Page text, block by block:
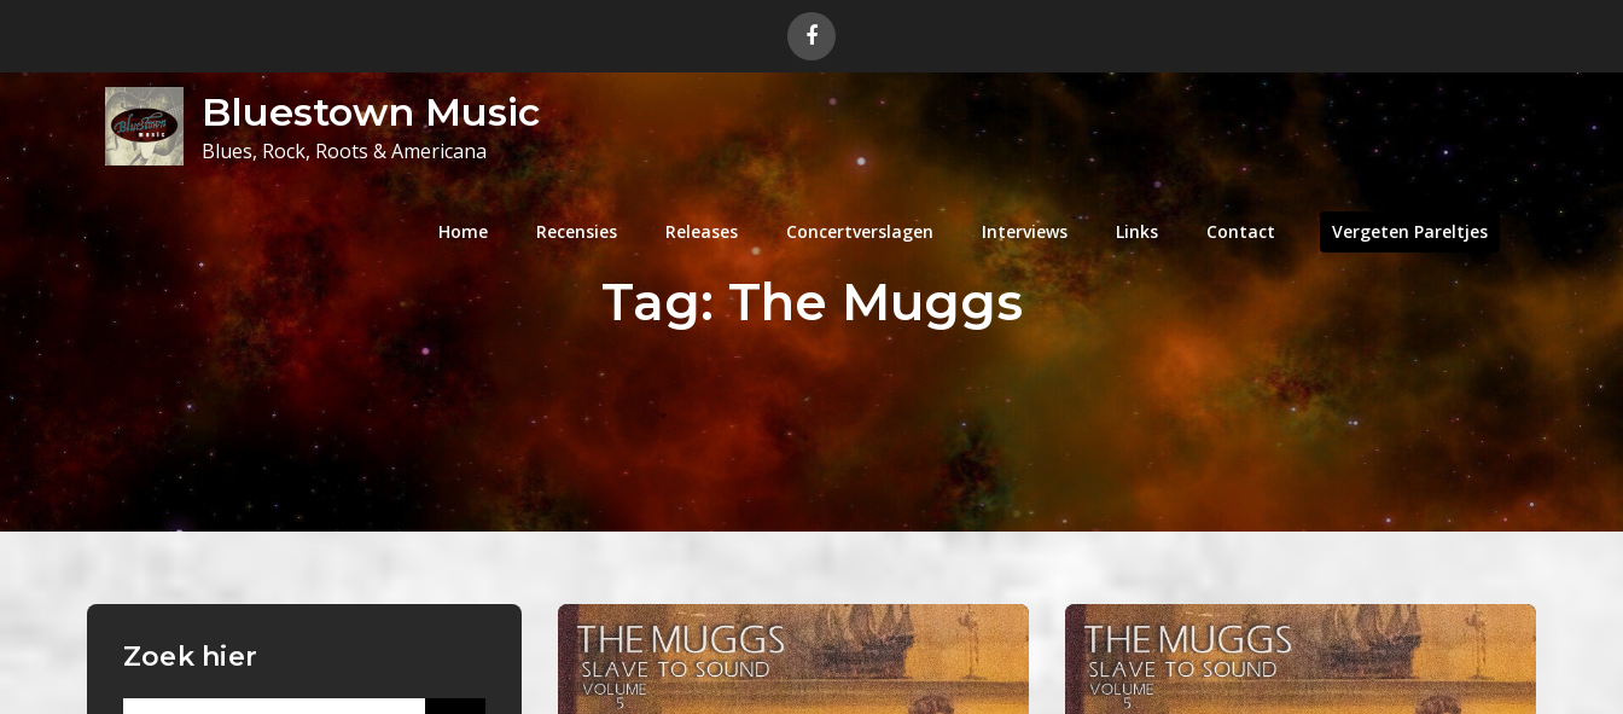
content
Bluestown Music
Blues, Rock, Roots & Americana
Home Recensies Releases Concertverslagen Interviews Links Contact Vergeten Pareltjes
Tag:The Muggs
Zoek hier